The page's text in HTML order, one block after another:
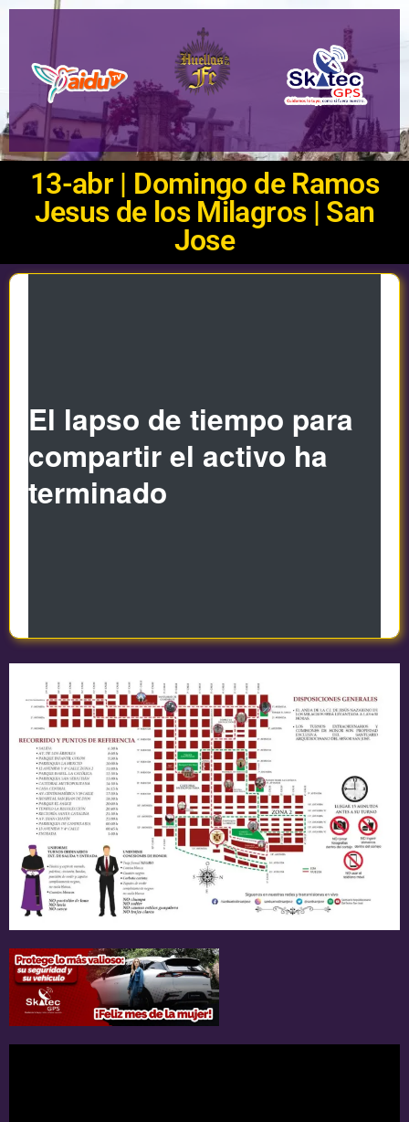
13-abr | Domingo de Ramos
Jesus de los Milagros | San
Jose